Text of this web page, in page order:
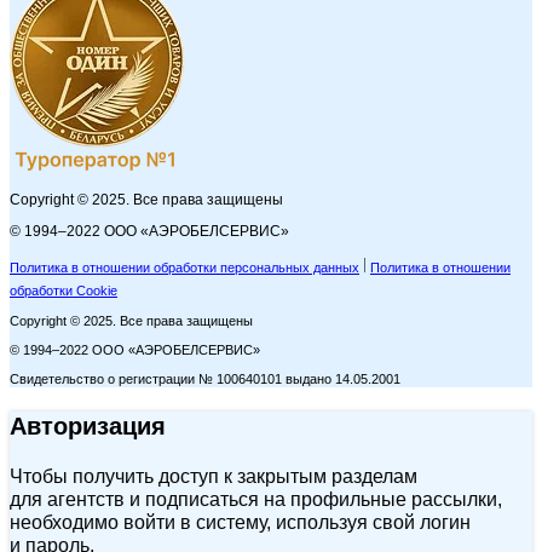
Copyright © 2025. Все права защищены
© 1994–2022 ООО «АЭРОБЕЛСЕРВИС»
Политика в отношении обработки персональных данных
Политика в отношении
обработки Cookie
Copyright © 2025. Все права защищены
© 1994–2022 ООО «АЭРОБЕЛСЕРВИС»
Свидетельство о регистрации № 100640101 выдано 14.05.2001
Авторизация
Чтобы получить доступ к закрытым разделам
для агентств и подписаться на профильные рассылки,
необходимо войти в систему, используя свой логин
и пароль.